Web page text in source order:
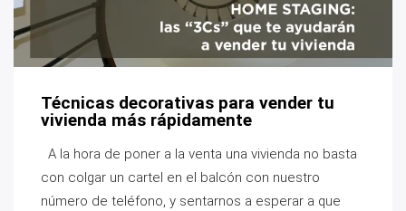
Técnicas decorativas para vender tu
vivienda más rápidamente
A la hora de poner a la venta una vivienda no basta
con colgar un cartel en el balcón con nuestro
número de teléfono, y sentarnos a esperar a que